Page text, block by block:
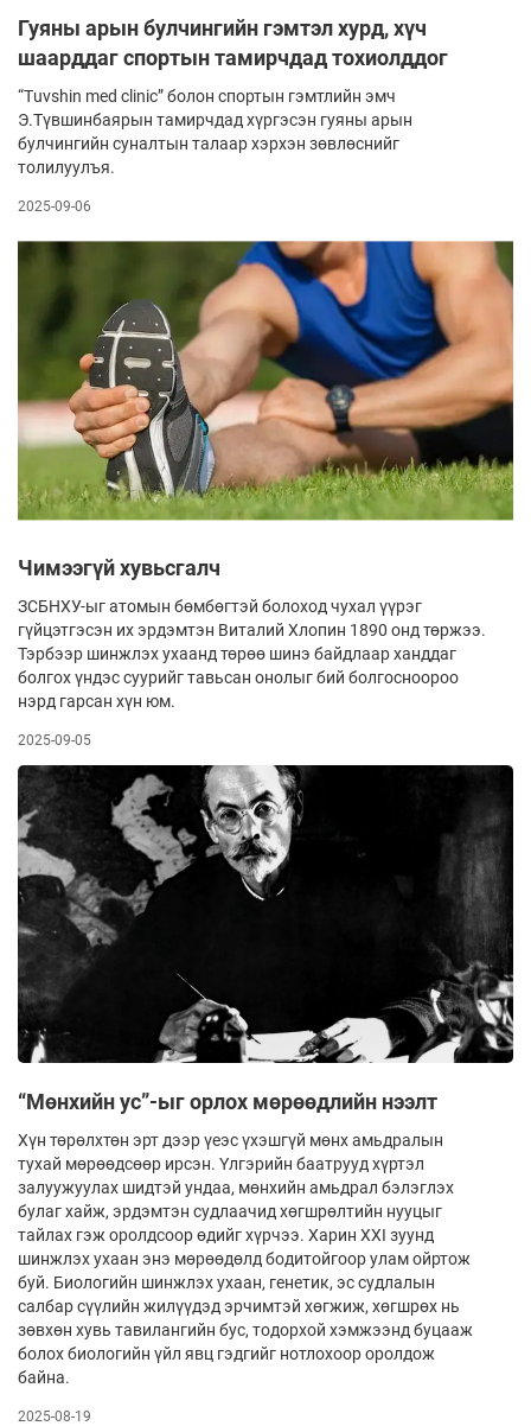
Гуяны арын булчингийн гэмтэл хурд, хүч
шаарддаг спортын тамирчдад тохиолддог
“Тuvshin med clinic” болон спортын гэмтлийн эмч
Э.Түвшинбаярын тамирчдад хүргэсэн гуяны арын
булчингийн суналтын талаар хэрхэн зөвлөснийг
толилуулъя.
2025-09-06
Чимээгүй хувьсгалч
ЗСБНХУ-ыг атомын бөмбөгтэй болоход чухал үүрэг
гүйцэтгэсэн их эрдэмтэн Виталий Хлопин 1890 онд төржээ.
Тэрбээр шинжлэх ухаанд төрөө шинэ байдлаар ханддаг
болгох үндэс суурийг тавьсан онолыг бий бол­­госноороо
нэрд гарсан хүн юм.
2025-09-05
“Мөнхийн ус”-ыг орлох мөрөөдлийн нээлт
Хүн төрөлхтөн эрт дээр үеэс үхэшгүй мөнх амьдралын
тухай мөрөөдсөөр ирсэн. Үлгэрийн баатрууд хүртэл
залуужуулах шидтэй ундаа, мөнхийн амьдрал бэлэглэх
булаг хайж, эрдэмтэн судлаачид хөгшрөлтийн нууцыг
тайлах гэж оролдсоор өдийг хүрчээ. Харин XXI зуунд
шинжлэх ухаан энэ мөрөөдөлд бодитойгоор улам ойртож
буй. Биологийн шинжлэх ухаан, генетик, эс судлалын
салбар сүүлийн жилүүдэд эрчимтэй хөгжиж, хөгшрөх нь
зөвхөн хувь тавилангийн бус, тодорхой хэмжээнд буцааж
болох биологийн үйл явц гэдгийг нотлохоор оролдож
байна.
2025-08-19